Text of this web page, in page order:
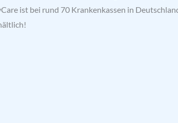
ist bei rund 70 Krankenkassen in